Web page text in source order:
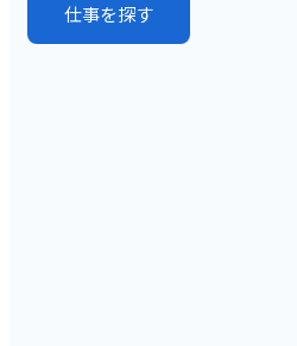
仕事を探す